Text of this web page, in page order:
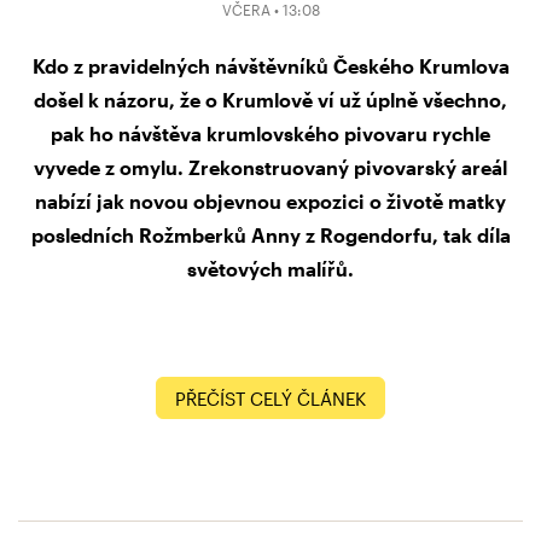
VČERA • 13:08
Kdo z pravidelných návštěvníků Českého Krumlova
došel k názoru, že o Krumlově ví už úplně všechno,
pak ho návštěva krumlovského pivovaru rychle
vyvede z omylu. Zrekonstruovaný pivovarský areál
nabízí jak novou objevnou expozici o životě matky
posledních Rožmberků Anny z Rogendorfu, tak díla
světových malířů.
PŘEČÍST CELÝ ČLÁNEK